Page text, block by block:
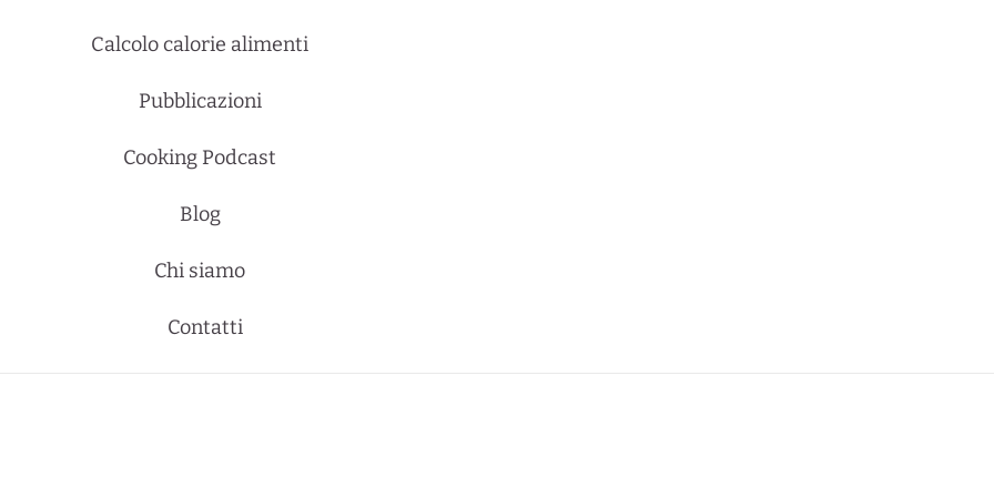
Calcolo calorie alimenti
Pubblicazioni
Cooking Podcast
Blog
Chi siamo
Contatti